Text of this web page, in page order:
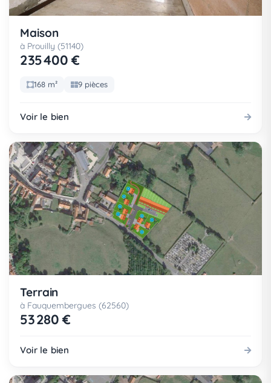
Maison
à Prouilly (51140)
235 400 €
168 m² 9 pièces
Voir le bien
Terrain
à Fauquembergues (62560)
53 280 €
Voir le bien